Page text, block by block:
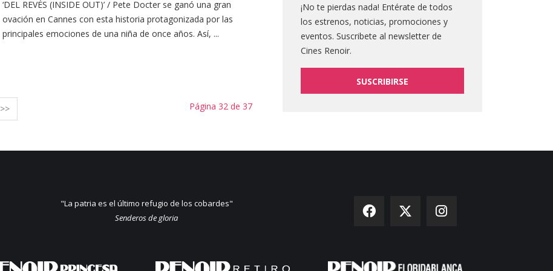
‘DEL REVÉS (INSIDE OUT)’ / Pete Docter se ganó una gran
ovación en Cannes con esta historia protagonizada por las
principales emociones de una niña de once años. Así, ...
>> Página 32 de 37
¡No te pierdas nada! Entérate de todos
los estrenos, noticias, promociones y
eventos. Suscribete al newsletter de
Cines Renoir.
SUSCRIBIRSE
"La patria es el último refugio de los cobardes"
Senderos de gloria